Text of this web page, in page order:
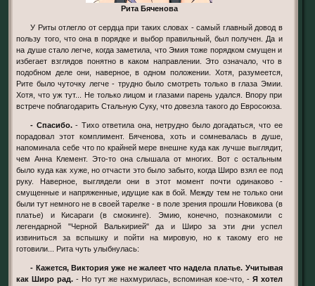
Рита Бяченова
У Риты отлегло от сердца при таких словах - самый главный довод в
пользу того, что она в порядке и выбор правильный, был получен. Да и
на душе стало легче, когда заметила, что Эмия тоже порядком смущен и
избегает взглядов понятно в каком направлении. Это означало, что в
подобном деле они, наверное, в одном положении. Хотя, разумеется,
Рите было чуточку легче - трудно было смотреть только в глаза Эмии.
Хотя, что уж тут... Не только лицом и глазами парень удался. Впору при
встрече поблагодарить Стальную Суку, что довезла такого до Евросоюза.
- Спасибо.- Тихо ответила она, нетрудно было догадаться, что ее
порадовал этот комплимент. Бяченова, хоть и сомневалась в душе,
напоминала себе что по крайней мере внешне куда как лучше выглядит,
чем Анна Клемент. Это-то она слышала от многих. Вот с остальным
было куда как хуже, но отчасти это было забыто, когда Широ взял ее под
руку. Наверное, выглядели они в этот момент почти одинаково -
смущенные и напряженные, идущие как в бой. Между тем не только они
были тут немного не в своей тарелке - в поле зрения прошли Новикова (в
платье) и Кисараги (в смокинге). Эмию, конечно, познакомили с
легендарной "Черной Валькирией" да и Широ за эти дни успел
извиниться за вспышку и пойти на мировую, но к такому его не
готовили... Рита чуть улыбнулась:
- Кажется, Виктория уже не жалеет что надела платье. Учитывая
как Широ рад. - Но тут же нахмурилась, вспоминая кое-что, - Я хотел